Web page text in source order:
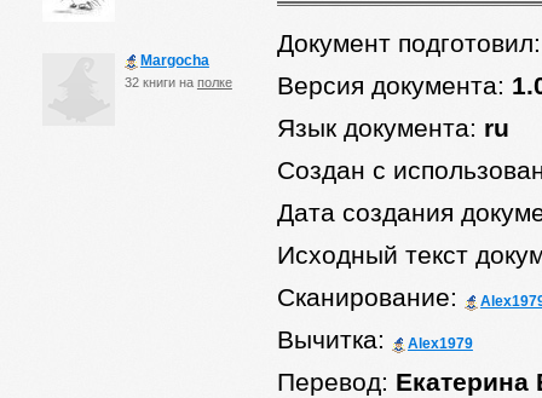
Margocha
32 книги на полке
Документ
Версия документа:
Язык документа: ru
Создан с
Дата создания
Исходный текст
Сканирование:
Вычитка: Alex1979
Перевод: